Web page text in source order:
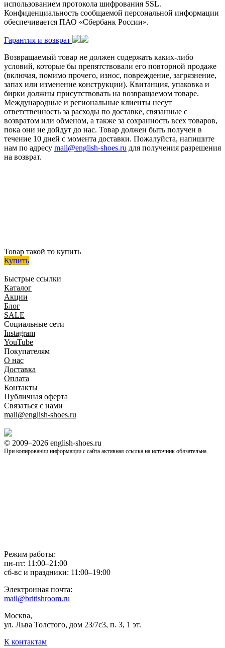
использованием протокола шифрования SSL.
Конфиденциальность сообщаемой персональной информации
обеспечивается ПАО «Сбербанк России».
Гарантия и возврат
Возвращаемый товар не должен содержать каких-либо
условий, которые бы препятствовали его повторной продаже
(включая, помимо прочего, износ, повреждение, загрязнение,
запах или изменение конструкции). Квитанция, упаковка и
бирки должны присутствовать на возвращаемом товаре.
Международные и региональные клиенты несут
ответственность за расходы по доставке, связанные с
возвратом или обменом, а также за сохранность всех товаров,
пока они не дойдут до нас. Товар должен быть получен в
течение 10 дней с момента доставки. Пожалуйста, напишите
нам по адресу mail@english-shoes.ru для получения разрешения
на возврат.
Товар такой то купить
Купить
Быстрые ссылки
Каталог
Акции
Блог
SALE
Социальные сети
Instagram
YouTube
Покупателям
O нас
Доставка
Оплата
Контакты
Публичная оферта
Связаться с нами
mail@english-shoes.ru
© 2009–2026 english-shoes.ru
При копировании информации с сайта активная ссылка на источник обязательна.
Режим работы:
пн-пт: 11:00–21:00
сб-вс и праздники: 11:00–19:00
Электронная почта:
mail@britishroom.ru
Москва,
ул. Льва Толстого, дом 23/7c3, п. 3, 1 эт.
К контактам